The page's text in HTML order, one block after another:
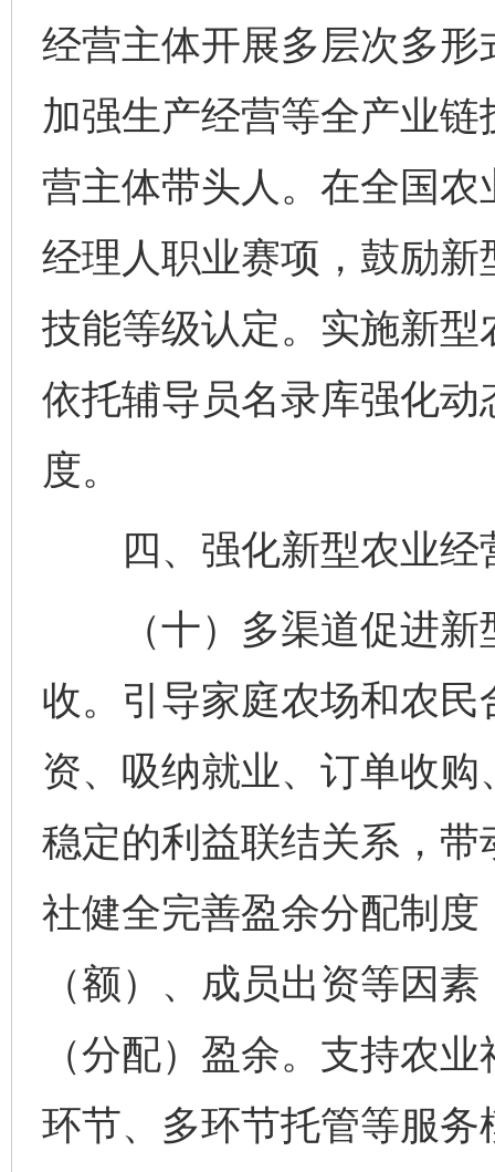
经营主体开展多层次多
加强生产经营等全产业
营主体带头人。在全国
经理人职业赛项，鼓励
技能等级认定。实施新
依托辅导员名录库强化
度。
四、强化新型农业经
（十）多渠道促进新
收。引导家庭农场和农
资、吸纳就业、订单收
稳定的利益联结关系，
社健全完善盈余分配制
（额）、成员出资等因
（分配）盈余。支持农
环节、多环节托管等服务